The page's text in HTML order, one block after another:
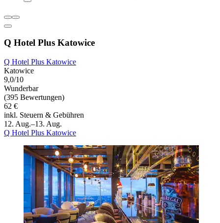
Q Hotel Plus Katowice
Q Hotel Plus Katowice
Katowice
9,0/10
Wunderbar
(395 Bewertungen)
62 €
inkl. Steuern & Gebühren
12. Aug.–13. Aug.
Q Hotel Plus Katowice